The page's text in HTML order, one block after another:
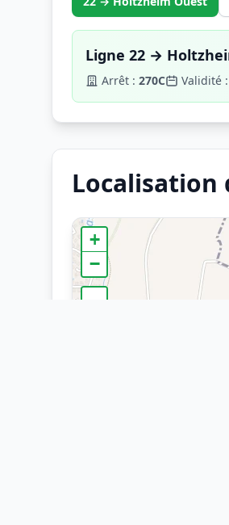
Ligne 22 →
Arrêt : 270C Validité
Localisation
+
−